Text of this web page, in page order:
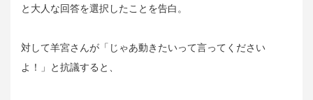
と大人な回答を選択したことを告白。
対して羊宮さんが「じゃあ動きたいって言ってください
よ！」と抗議すると、